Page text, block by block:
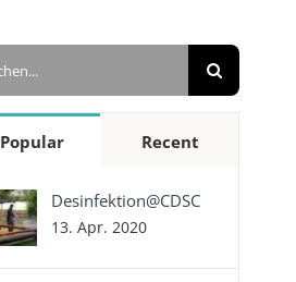
Popular Recent
Desinfektion@CDSC
13. Apr. 2020